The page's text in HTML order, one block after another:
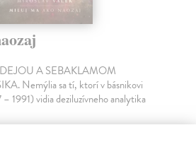
A SEBAKLAMOM
Nemýlia sa tí, ktorí v básnikovi
1991) vidia deziluzívneho analytika